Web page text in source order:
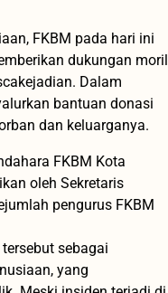
FKBM pada hari ini
dukungan moril
Dalam
bantuan donasi
dan keluarganya.
FKBM Kota
oleh Sekretaris
pengurus FKBM
sebagai
yang